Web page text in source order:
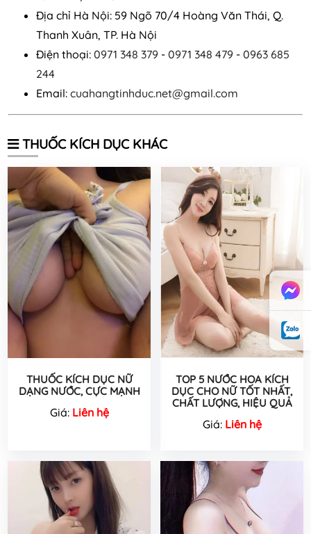
Địa chỉ Hà Nội: 59 Ngõ 70/4 Hoàng Văn Thái, Q.
Thanh Xuân, TP. Hà Nội
Điện thoại: 0971 348 379 - 0971 348 479 - 0963 685
244
Email: cuahangtinhduc.net@gmail.com
THUỐC KÍCH DỤC KHÁC
THUỐC KÍCH DỤC NỮ
DẠNG NƯỚC, CỰC MẠNH
Giá: Liên hệ
TOP 5 NƯỚC HOA KÍCH
DỤC CHO NỮ TỐT NHẤT,
CHẤT LƯỢNG, HIỆU QUẢ
Giá: Liên hệ